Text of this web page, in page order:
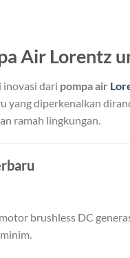
Air Lorentz
inovasi dari pompa air
yang diperkenalkan
ramah lingkungan.
brushless DC